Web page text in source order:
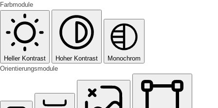
Farbmodule
Heller Kontrast Hoher Kontrast
Monochrom
Orientierungsmodule